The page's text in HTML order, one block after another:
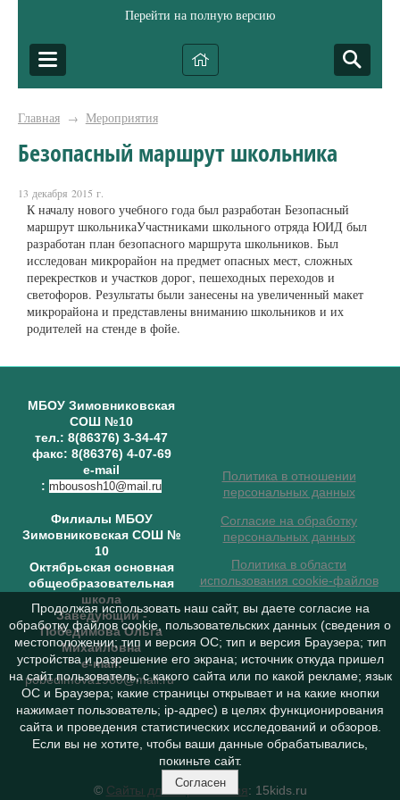
Перейти на полную версию
Главная → Мероприятия
Безопасный маршрут школьника
13 декабря 2015 г.
К началу нового учебного года был разработан Безопасный
маршрут школьникаУчастниками школьного отряда ЮИД был
разработан план безопасного маршрута школьников. Был
исследован микрорайон на предмет опасных мест, сложных
перекрестков и участков дорог, пешеходных переходов и
светофоров. Результаты были занесены на увеличенный макет
микрорайона и представлены вниманию школьников и их
родителей на стенде в фойе.
МБОУ Зимовниковская
СОШ №10
тел.: 8(86376) 3-34-47
факс: 8(86376) 4-07-69
e-mail
: mbousosh10@mail.ru
Филиалы МБОУ
Зимовниковская СОШ №
10
Октябрьская основная
общеобразовательная
школа
Заведующий-
Победимова Ольга
Михайловна
e-mail:
pobedimova1980@mail.ru
Политика в отношении
персональных данных
Согласие на обработку
персональных данных
Политика в области
использования cookie-файлов
© Сайты для образования: 15kids.ru
Продолжая использовать наш сайт, вы даете согласие на
обработку файлов cookie, пользовательских данных (сведения о
местоположении; тип и версия ОС; тип и версия Браузера; тип
устройства и разрешение его экрана; источник откуда пришел
на сайт пользователь; с какого сайта или по какой рекламе; язык
ОС и Браузера; какие страницы открывает и на какие кнопки
нажимает пользователь; ip-адрес) в целях функционирования
сайта и проведения статистических исследований и обзоров.
Если вы не хотите, чтобы ваши данные обрабатывались,
покиньте сайт.
Согласен